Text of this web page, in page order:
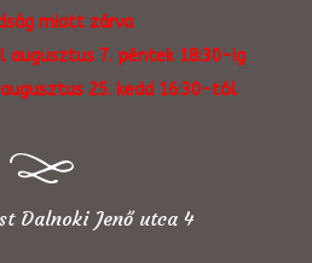
miatt zárva
7. péntek 18:30-ig
25. kedd 16:30-tól
Dalnoki Jenő utca 4